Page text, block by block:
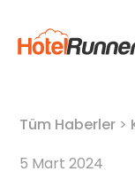
Tüm Haberler >
5 Mart 2024